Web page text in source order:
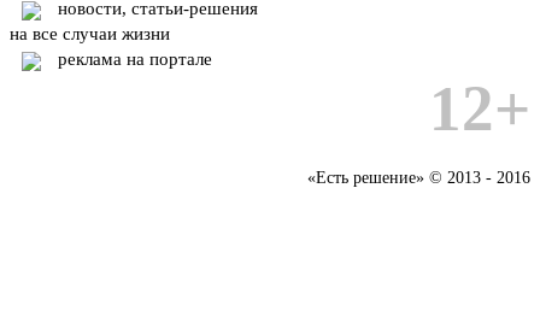
новости, статьи-решения
на все случаи жизни
реклама на портале
12+
«Есть решение» © 2013 - 2016